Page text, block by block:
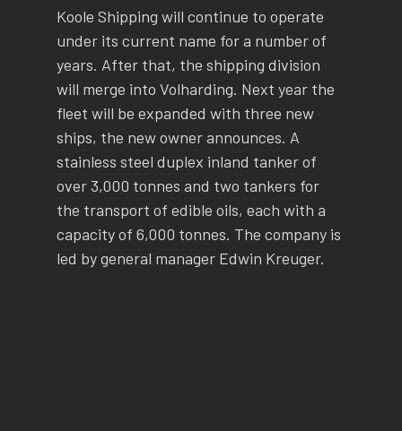
Koole Shipping will continue to operate
under its current name for a number of
years. After that, the shipping division
will merge into Volharding. Next year the
fleet will be expanded with three new
ships, the new owner announces. A
stainless steel duplex inland tanker of
over 3,000 tonnes and two tankers for
the transport of edible oils, each with a
capacity of 6,000 tonnes. The company is
led by general manager Edwin Kreuger.